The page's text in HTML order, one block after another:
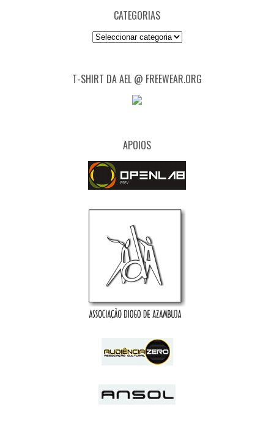
CATEGORIAS
Categorias
T-SHIRT DA AEL @ FREEWEAR.ORG
APOIOS